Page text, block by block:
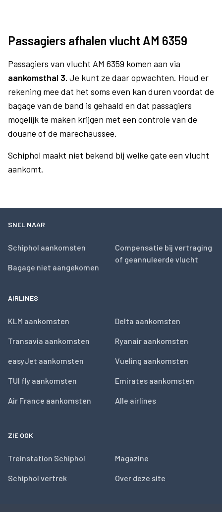
Passagiers afhalen vlucht AM 6359
Passagiers van vlucht AM 6359 komen aan via
aankomsthal 3. Je kunt ze daar opwachten. Houd er
rekening mee dat het soms even kan duren voordat de
bagage van de band is gehaald en dat passagiers
mogelijk te maken krijgen met een controle van de
douane of de marechaussee.
Schiphol maakt niet bekend bij welke gate een vlucht
aankomt.
SNEL NAAR
Schiphol aankomsten
Bagage niet aangekomen
Compensatie bij vertraging
of geannuleerde vlucht
AIRLINES
KLM aankomsten
Transavia aankomsten
easyJet aankomsten
TUI fly aankomsten
Air France aankomsten
Delta aankomsten
Ryanair aankomsten
Vueling aankomsten
Emirates aankomsten
Alle airlines
ZIE OOK
Treinstation Schiphol
Schiphol vertrek
Magazine
Over deze site